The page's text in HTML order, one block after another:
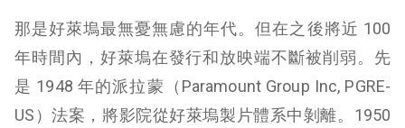
那是好萊塢最無憂無慮的年代。但在之後將近 100
年時間內，好萊塢在發行和放映端不斷被削弱。先
是 1948 年的派拉蒙（Paramount Group Inc, PGRE-
US）法案，將影院從好萊塢製片體系中剝離。1950